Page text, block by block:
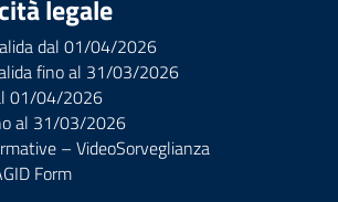
legale
dal 01/04/2026
fino al 31/03/2026
01/04/2026
al 31/03/2026
– VideoSorveglianza
Form